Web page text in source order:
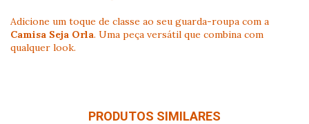
Adicione um toque de classe ao seu guarda-roupa com a
Camisa Seja Orla. Uma peça versátil que combina com
qualquer look.
PRODUTOS SIMILARES